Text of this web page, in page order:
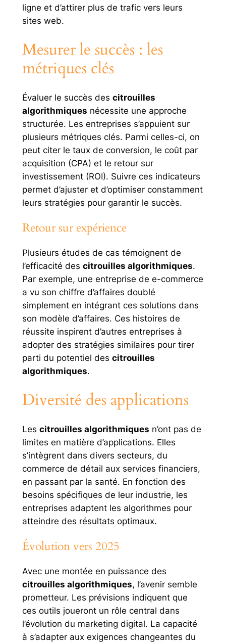
ligne et d’attirer plus de trafic vers leurs
sites web.
Mesurer le succès : les
métriques clés
Évaluer le succès des citrouilles
algorithmiques nécessite une approche
structurée. Les entreprises s’appuient sur
plusieurs métriques clés. Parmi celles-ci, on
peut citer le taux de conversion, le coût par
acquisition (CPA) et le retour sur
investissement (ROI). Suivre ces indicateurs
permet d’ajuster et d’optimiser constamment
leurs stratégies pour garantir le succès.
Retour sur expérience
Plusieurs études de cas témoignent de
l’efficacité des citrouilles algorithmiques.
Par exemple, une entreprise de e-commerce
a vu son chiffre d’affaires doublé
simplement en intégrant ces solutions dans
son modèle d’affaires. Ces histoires de
réussite inspirent d’autres entreprises à
adopter des stratégies similaires pour tirer
parti du potentiel des citrouilles
algorithmiques.
Diversité des applications
Les citrouilles algorithmiques n’ont pas de
limites en matière d’applications. Elles
s’intègrent dans divers secteurs, du
commerce de détail aux services financiers,
en passant par la santé. En fonction des
besoins spécifiques de leur industrie, les
entreprises adaptent les algorithmes pour
atteindre des résultats optimaux.
Évolution vers 2025
Avec une montée en puissance des
citrouilles algorithmiques, l’avenir semble
prometteur. Les prévisions indiquent que
ces outils joueront un rôle central dans
l’évolution du marketing digital. La capacité
à s’adapter aux exigences changeantes du